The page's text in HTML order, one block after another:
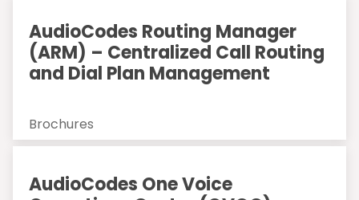
AudioCodes Routing Manager
(ARM) – Centralized Call Routing
and Dial Plan Management
Brochures
AudioCodes One Voice